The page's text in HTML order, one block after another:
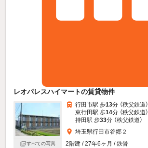
レオパレスハイマートの賃貸物件
すべての写真
行田市駅 歩13分 （秩父鉄道）
東行田駅 歩14分 （秩父鉄道）
持田駅 歩33分 （秩父鉄道）
埼玉県行田市谷郷２
2階建 / 27年6ヶ月 / 鉄骨